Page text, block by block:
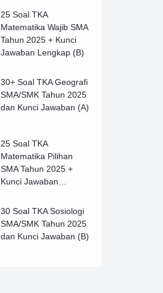
25 Soal TKA
Matematika Wajib SMA
Tahun 2025 + Kunci
Jawaban Lengkap (B)
30+ Soal TKA Geografi
SMA/SMK Tahun 2025
dan Kunci Jawaban (A)
25 Soal TKA
Matematika Pilihan
SMA Tahun 2025 +
Kunci Jawaban
30 Soal TKA Sosiologi
SMA/SMK Tahun 2025
dan Kunci Jawaban (B)